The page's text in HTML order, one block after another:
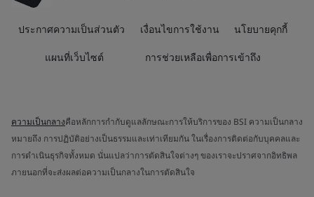
ประกาศความเป็นส่วนตัว เงื่อนไขการใช้งาน นโยบายคุกกี้
แผนที่เว็บไซต์ การช่วยเหลือเพื่อการเข้าถึง
ความเป็นกลางคือหลักการกำกับดูแลลักษณะการให้บริการของ BSI ความเป็นกลาง
หมายถึง การปฏิบัติอย่างเป็นธรรมและเท่าเทียมกัน ในเรื่องการติดต่อกับบุคคลและ
การดำเนินธุรกิจทั้งหมด นั่นแปลว่าการตัดสินใจต่างๆ ของเราจะปราศจากอิทธิพล
ภายนอกที่จะส่งผลต่อความเป็นกลางในการตัดสินใจ